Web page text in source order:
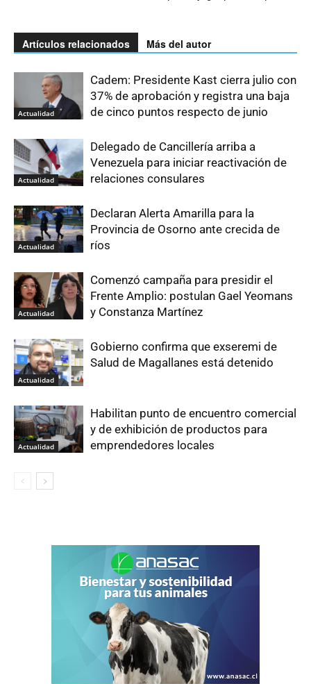
Artículos relacionados Más del autor
Actualidad
Cadem: Presidente Kast cierra julio con
37% de aprobación y registra una baja
de cinco puntos respecto de junio
Actualidad
Delegado de Cancillería arriba a
Venezuela para iniciar reactivación de
relaciones consulares
Actualidad
Declaran Alerta Amarilla para la
Provincia de Osorno ante crecida de
ríos
Actualidad
Comenzó campaña para presidir el
Frente Amplio: postulan Gael Yeomans
y Constanza Martínez
Actualidad
Gobierno confirma que exseremi de
Salud de Magallanes está detenido
Actualidad
Habilitan punto de encuentro comercial
y de exhibición de productos para
emprendedores locales